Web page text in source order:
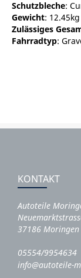
Schutzbleche:
Gewicht: 12.45kg
Zulässiges
Fahrradtyp:
KONTAKT
Autoteile
37186 Moringen
05554/9954634
info@autoteile-